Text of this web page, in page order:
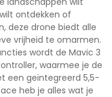
ontdekken of
deze drone biedt alle
vrijheid te omarmen.
wordt de Mavic 3
waarmee je de
een geïntegreerd 5,5-
heb je alles wat je